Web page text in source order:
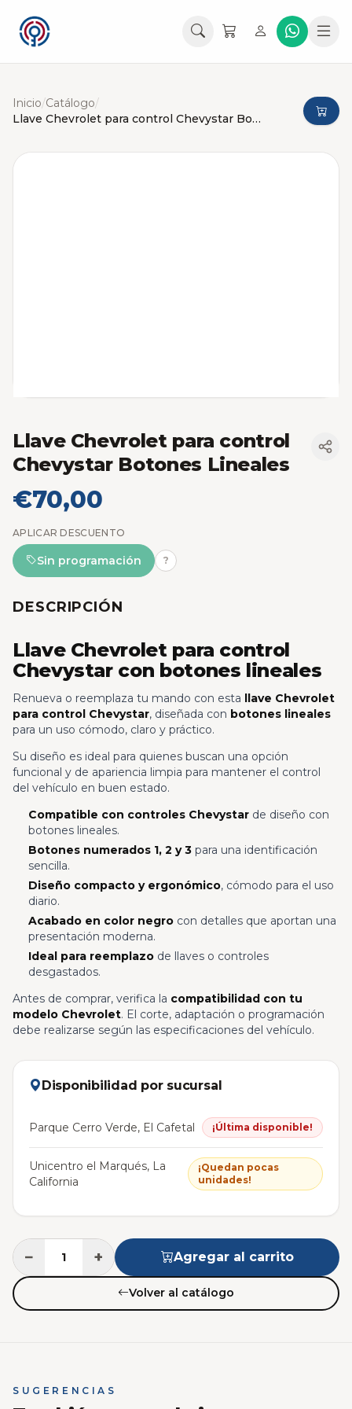
Inicio/Catálogo/
Llave Chevrolet para control Chevystar Botones Lineales
Llave Chevrolet para control
Chevystar Botones Lineales
€70,00
APLICAR DESCUENTO
Sin programación ?
DESCRIPCIÓN
Llave Chevrolet para control
Chevystar con botones lineales
Renueva o reemplaza tu mando con esta llave Chevrolet
para control Chevystar, diseñada con botones lineales
para un uso cómodo, claro y práctico.
Su diseño es ideal para quienes buscan una opción
funcional y de apariencia limpia para mantener el control
del vehículo en buen estado.
Compatible con controles Chevystarde diseño con
botones lineales.
Botones numerados 1, 2 y 3para una identificación
sencilla.
Diseño compacto y ergonómico, cómodo para el uso
diario.
Acabado en color negrocon detalles que aportan una
presentación moderna.
Ideal para reemplazode llaves o controles
desgastados.
Antes de comprar, verifica la compatibilidad con tu
modelo Chevrolet. El corte, adaptación o programación
debe realizarse según las especificaciones del vehículo.
Disponibilidad por sucursal
Parque Cerro Verde, El Cafetal ¡Última disponible!
Unicentro el Marqués, La
California
¡Quedan pocas
unidades!
− + Agregar al carrito
Volver al catálogo
SUGERENCIAS